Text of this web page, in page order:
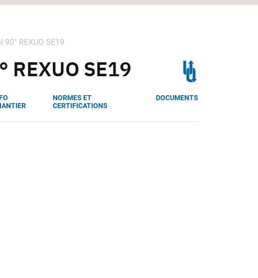
REXUO SE19
SE19
NORMES ET
CERTIFICATIONS
DOCUMENTS